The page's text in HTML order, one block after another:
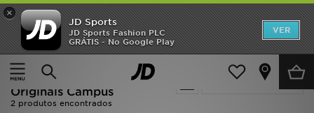
×
JD Sports
JD Sports Fashion PLC
GRÁTIS - No Google Play
VER
Página principal
Homem
Actualizar a pesquisa
Homem - Bege Adidas
Originals Campus
2 produtos encontrados
INÍCIO
Promoções
NOVIDADES